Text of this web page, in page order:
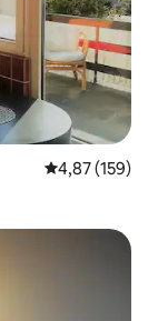
Средна
4,87 (159)